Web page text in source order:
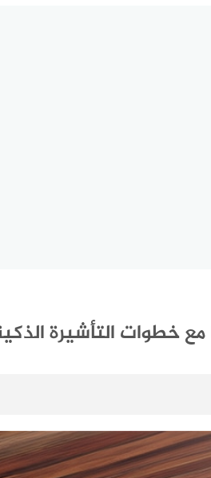
مع خطوات التأشيرة